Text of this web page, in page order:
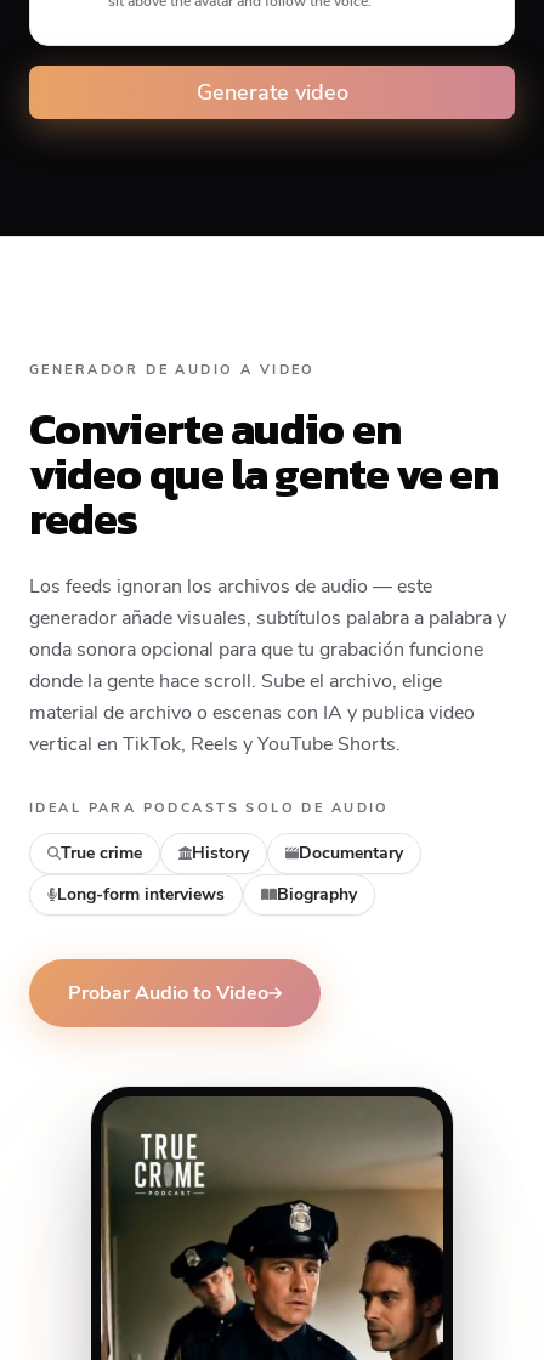
Animation type
Caption animation color
Alignment
Generate video
GENERADOR DE AUDIO A VIDEO
Convierte audio en
video que la gente ve en
redes
Los feeds ignoran los archivos de audio — este
generador añade visuales, subtítulos palabra a palabra y
onda sonora opcional para que tu grabación funcione
donde la gente hace scroll. Sube el archivo, elige
material de archivo o escenas con IA y publica video
vertical en TikTok, Reels y YouTube Shorts.
IDEAL PARA PODCASTS SOLO DE AUDIO
True crime History
Documentary
Long-form interviews
Biography
Probar Audio to Video